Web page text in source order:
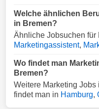
Welche ähnlichen
in Bremen?
Ähnliche Jobsuchen für
Marketingassistent,
Wo findet man
Bremen?
Weitere Marketing
findet man in Hamburg,